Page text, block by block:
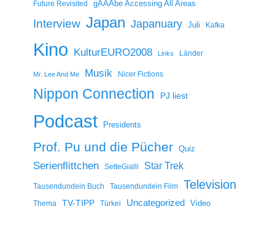
Future Revisited
gAAAbe Accessing All Areas
Interview Japan Japanuary Juli Kafka
Kino KulturEURO2008 Links Länder
Mr. Lee And Me Musik Nicer Fictions
Nippon Connection PJ liest
Podcast Presidents
Prof. Pu und die Pücher Quiz
Serienflittchen SetteGialli Star Trek
Tausendundein Buch Tausendundein Film Television
Thema TV-TIPP Türkei Uncategorized Video